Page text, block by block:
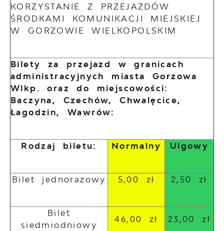
KORZYSTANIE Z PRZEJAZDÓW
ŚRODKAMI KOMUNIKACJI MIEJSKIEJ
W GORZOWIE WIELKOPOLSKIM
Bilety za przejazd w granicach
administracyjnych miasta Gorzowa
Wlkp. oraz do miejscowości:
Baczyna, Czechów, Chwalęcice,
Łagodzin, Wawrów:
Rodzaj biletu: Normalny Ulgowy
Bilet jednorazowy 5,00 zł 2,50 zł
Bilet
siedmiodniowy
46,00 zł 23,00 zł